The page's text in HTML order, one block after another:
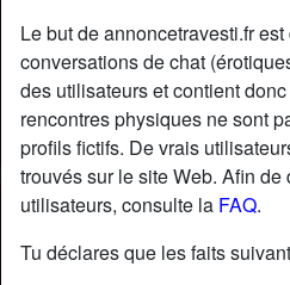
Le but de annoncetravesti.fr
conversations de chat
des utilisateurs et contient
rencontres physiques ne sont
profils fictifs. De vrais
trouvés sur le site Web. Afin
utilisateurs, consulte la FAQ.
Tu déclares que les faits
starAjouter